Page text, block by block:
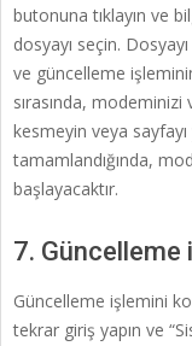
butonuna tıklayın ve
dosyayı seçin.
ve güncelleme
sırasında, modeminizi
kesmeyin veya
tamamlandığında,
başlayacaktır.
7.
Güncelleme işlemini
tekrar giriş yapın ve